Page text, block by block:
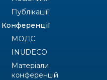
Публікаціїї
Конференції
МОДС
INUDECO
Матеріали
конференцій